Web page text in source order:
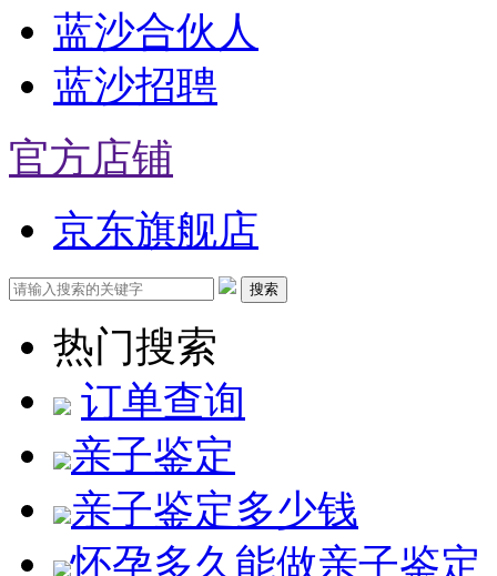
蓝沙合伙人
蓝沙招聘
官方店铺
京东旗舰店
搜索
热门搜索
订单查询
亲子鉴定
亲子鉴定多少钱
怀孕多久能做亲子鉴定